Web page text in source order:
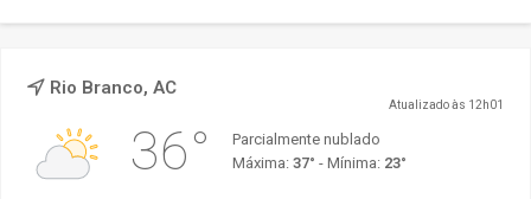
Rio Branco, AC
Atualizado às 12h01
36°
Parcialmente nublado
Máxima: 37° - Mínima: 23°